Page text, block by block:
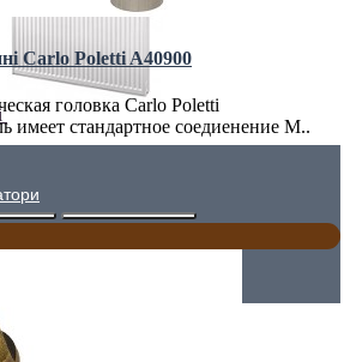
Carlo Poletti A40900
головка Carlo Poletti
имеет стандартное соедиенение М..